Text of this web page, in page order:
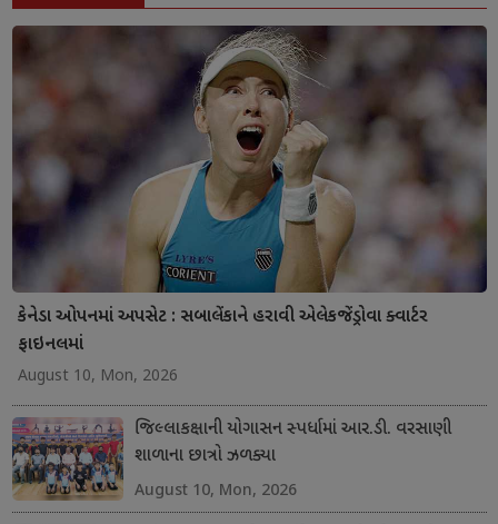
કેનેડા ઓપનમાં અપસેટ : સબાલેંકાને હરાવી એલેકજેંડ્રોવા ક્વાર્ટર
ફાઇનલમાં
August 10, Mon, 2026
જિલ્લાકક્ષાની યોગાસન સ્પર્ધામાં આર.ડી. વરસાણી
શાળાના છાત્રો ઝળક્યા
August 10, Mon, 2026